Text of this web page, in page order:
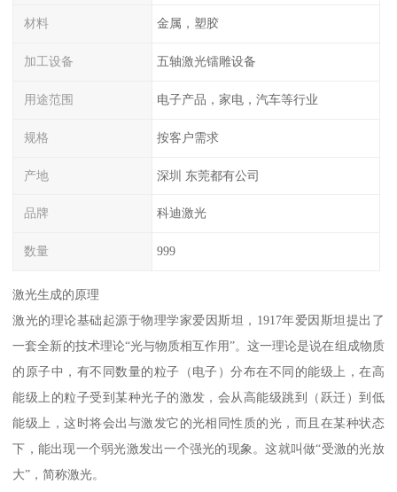
材料 金属，塑胶
加工设备 五轴激光镭雕设备
用途范围 电子产品，家电，汽车等行业
规格 按客户需求
产地 深圳 东莞都有公司
品牌 科迪激光
数量 999
激光生成的原理
激光的理论基础起源于物理学家爱因斯坦，1917年爱因斯坦提出了
一套全新的技术理论“光与物质相互作用”。这一理论是说在组成物质
的原子中，有不同数量的粒子（电子）分布在不同的能级上，在高
能级上的粒子受到某种光子的激发，会从高能级跳到（跃迁）到低
能级上，这时将会出与激发它的光相同性质的光，而且在某种状态
下，能出现一个弱光激发出一个强光的现象。这就叫做“受激的光放
大”，简称激光。